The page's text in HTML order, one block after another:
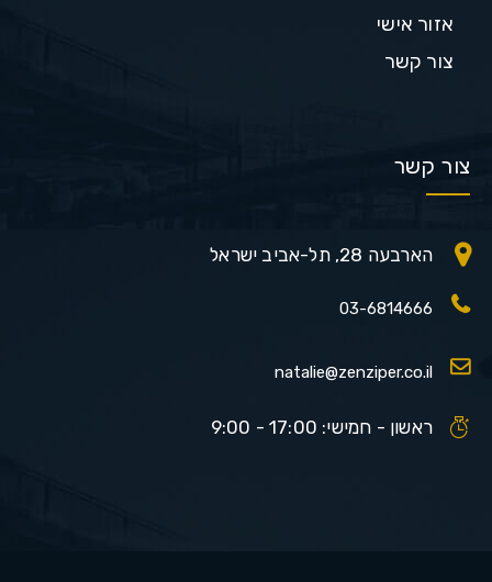
אזור אישי
צור קשר
צור קשר
הארבעה 28, תל-אביב ישראל
03-6814666
natalie@zenziper.co.il
ראשון - חמישי: 17:00 - 9:00